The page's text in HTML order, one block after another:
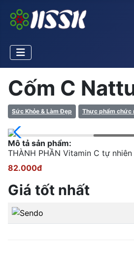
Cốm C
Sức Khỏe & Làm Đẹp Thực phẩm chức
Mô tả sản phẩm:
THÀNH PHẦN Vitamin C tự nhiên
82.000đ
Giá tốt nhất